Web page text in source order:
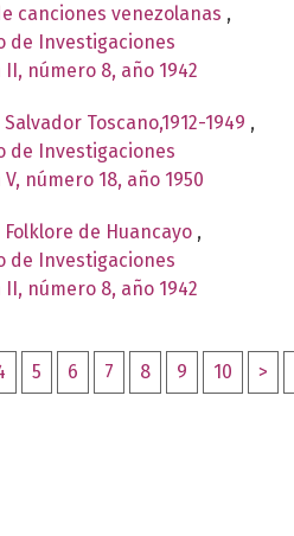
canciones venezolanas ,
de Investigaciones
número 8, año 1942
Salvador Toscano,1912-1949 ,
de Investigaciones
número 18, año 1950
Folklore de Huancayo ,
de Investigaciones
número 8, año 1942
5 6 7 8 9 10 >